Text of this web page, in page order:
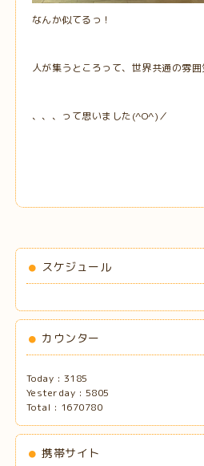
なんか似てるっ！
人が集うところって、世界共通の雰
、、、って思いました(^O^)／
スケジュール
カウンター
Today : 3185
Yesterday : 5805
Total : 1670780
携帯サイト